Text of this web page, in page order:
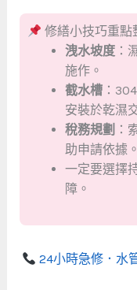
修繕小技巧重點
洩水坡度：
施作。
截水槽：
安裝於乾濕
稅務規劃 ：
助申請依據。
一定要選擇
障。
24小時急修．水